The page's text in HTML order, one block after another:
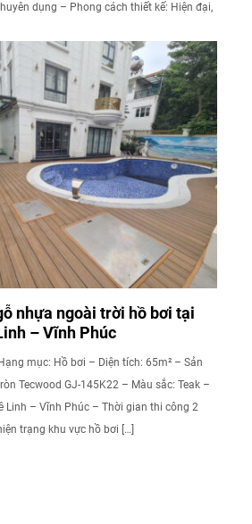
dụng – Phong cách thiết kế: Hiện đại,
nhựa ngoài trời hồ bơi tại
– Vĩnh Phúc
mục: Hồ bơi – Diện tích: 65m² – Sản
Tecwood GJ-145K22 – Màu sắc: Teak –
Linh – Vĩnh Phúc – Thời gian thi công 2
trạng khu vực hồ bơi […]